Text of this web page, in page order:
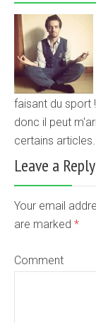
faisant du sport
donc il peut
certains articles.
Leave a Reply
Your email
are marked *
Comment